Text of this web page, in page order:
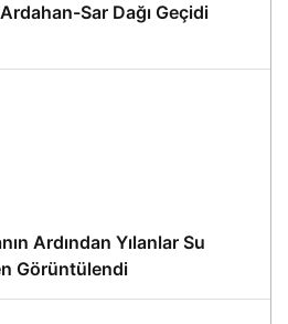
Sar Dağı Geçidi
Ardından Yılanlar Su
Görüntülendi